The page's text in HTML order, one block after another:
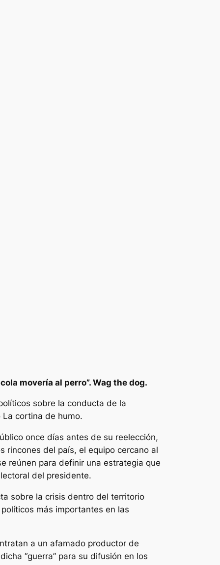
movería al perro”. Wag the dog.
sobre la conducta de la
La cortina de humo.
once días antes de su reelección,
rincones del país, el equipo cercano al
reúnen para definir una estrategia que
del presidente.
sobre la crisis dentro del territorio
más importantes en las
a un afamado productor de
“guerra” para su difusión en los